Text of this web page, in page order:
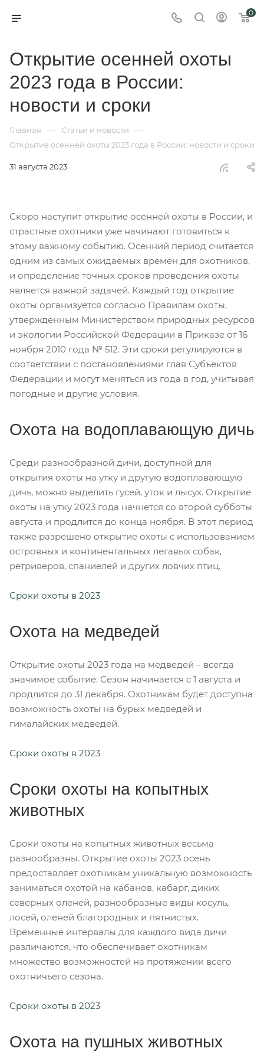
0
Открытие осенней охоты
2023 года в России:
новости и сроки
Главная — Статьи и новости —
Открытие осенней охоты 2023 года в России: новости и сроки
31 августа 2023
Скоро наступит открытие осенней охоты в России, и
страстные охотники уже начинают готовиться к
этому важному событию. Осенний период считается
одним из самых ожидаемых времен для охотников,
и определение точных сроков проведения охоты
является важной задачей. Каждый год открытие
охоты организуется согласно Правилам охоты,
утвержденным Министерством природных ресурсов
и экологии Российской Федерации в Приказе от 16
ноября 2010 года № 512. Эти сроки регулируются в
соответствии с постановлениями глав Субъектов
Федерации и могут меняться из года в год, учитывая
погодные и другие условия.
Охота на водоплавающую дичь
Среди разнообразной дичи, доступной для
открытия охоты на утку и другую водоплавающую
дичь, можно выделить гусей, уток и лысух. Открытие
охоты на утку 2023 года начнется со второй субботы
августа и продлится до конца ноября. В этот период
также разрешено открытие охоты с использованием
островных и континентальных легавых собак,
ретриверов, спаниелей и других ловчих птиц.
Сроки охоты в 2023
Охота на медведей
Открытие охоты 2023 года на медведей – всегда
значимое событие. Сезон начинается с 1 августа и
продлится до 31 декабря. Охотникам будет доступна
возможность охоты на бурых медведей и
гималайских медведей.
Сроки охоты в 2023
Сроки охоты на копытных
животных
Сроки охоты на копытных животных весьма
разнообразны. Открытие охоты 2023 осень
предоставляет охотникам уникальную возможность
заниматься охотой на кабанов, кабарг, диких
северных оленей, разнообразные виды косуль,
лосей, оленей благородных и пятнистых.
Временные интервалы для каждого вида дичи
различаются, что обеспечивает охотникам
множество возможностей на протяжении всего
охотничьего сезона.
Сроки охоты в 2023
Охота на пушных животных